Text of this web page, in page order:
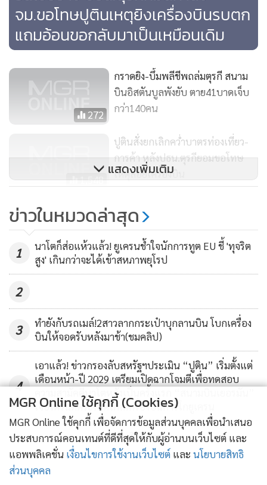
จม.ขอโทษปูตินเหตุยิงเครื่องบินรบตก
แถมอ้อนขอกลับมาเป็นเหมือนเดิม
272
กราดยิง-บึ้มพลีชีพถล่มตุรกี สนาม
บินอิสตันบูลพังยับ ตาย41บาดเจ็บ
กว่า140คน
1,548
ปูตินสั่งยกเลิกคว่ำบาตรท่องเที่ยว-
การค้า หลังปธน.ตุรกียอมขอโทษ
เหตุสอยเครื่องบิน
143
หลังปธน.ตุรกียอมขอโทษ
แสดงเพิ่มเติม
ข่าวในหมวดล่าสุด
1
นาโตก็ส่อแห้วแล้ว! ยูเครนช้ำใจนักการทูต EU ชี้ 'ทุจริต
สูง' เกินกว่าจะได้เข้าสหภาพยุโรป
2
3
ทำยังกับรถเมล์!2สาวลากกระเป๋าบุกลานบิน โบกเครื่อง
บินให้จอดรับหลังมาช้า(ชมคลิป)
4
เอาแล้ว! ข่าวกรองลับสหรัฐฯประเมิน “ปูติน” เริ่มตั้งแต่
เดือนหน้า-ปี 2029 เตรียมเปิดฉากโจมตีเพื่อทดสอบ
ความสามัคคีนาโตหลังเป็นครั้งแรก “สนามบินเยอรมัน”
เจอโดรนติดระเบิดใกล้เครื่องบินคาร์โกยูเครน
ข่าวอื่นในหมวด
MGR Online ใช้คุกกี้ (Cookies)
MGR Online ใช้คุกกี้ เพื่อจัดการข้อมูลส่วนบุคคลเพื่อนำเสนอ
ประสบการณ์คอนเทนต์ที่ดีที่สุดให้กับผู้อ่านบนเว็บไซต์ และ
แอพพลิเคชั่น เงื่อนไขการใช้งานเว็บไซต์ และ นโยบายสิทธิ
ส่วนบุคคล